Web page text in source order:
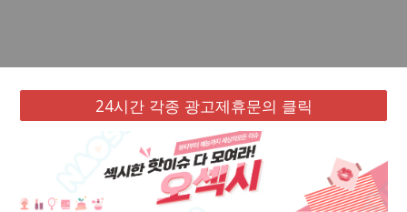
24시간 각종 광고제휴문의 클릭